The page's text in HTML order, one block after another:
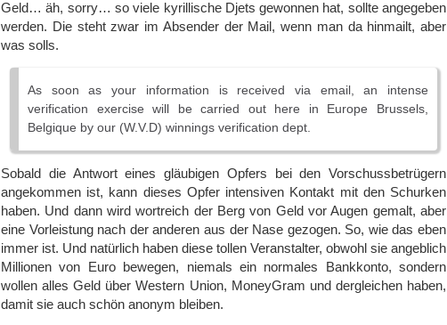
Geld… äh, sorry… so viele kyrillische Djets gewonnen hat, sollte angegeben
werden. Die steht zwar im Absender der Mail, wenn man da hinmailt, aber
was solls.
As soon as your information is received via email, an intense
verification exercise will be carried out here in Europe Brussels,
Belgique by our (W.V.D) winnings verification dept.
Sobald die Antwort eines gläubigen Opfers bei den Vorschussbetrügern
angekommen ist, kann dieses Opfer intensiven Kontakt mit den Schurken
haben. Und dann wird wortreich der Berg von Geld vor Augen gemalt, aber
eine Vorleistung nach der anderen aus der Nase gezogen. So, wie das eben
immer ist. Und natürlich haben diese tollen Veranstalter, obwohl sie angeblich
Millionen von Euro bewegen, niemals ein normales Bankkonto, sondern
wollen alles Geld über Western Union, MoneyGram und dergleichen haben,
damit sie auch schön anonym bleiben.